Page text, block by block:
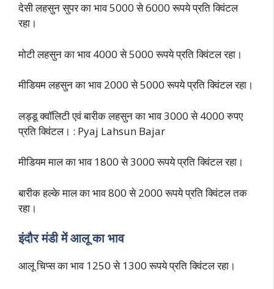
देसी लहसुन सुपर का भाव 5000 से 6000 रूपये प्रति क्विंटल
रहा।
मोटी लहसुन का भाव 4000 से 5000 रूपये प्रति क्विंटल रहा।
मीडियम लहसुन का भाव 2000 से 5000 रूपये प्रति क्विंटल रहा।
लड्डू क्वॉलिटी एवं बारीक लहसुन का भाव 3000 से 4000 रुपए
प्रति क्विंटल। : Pyaj Lahsun Bajar
मीडियम माल का भाव 1800 से 3000 रूपये प्रति क्विंटल रहा।
बारीक हल्के माल का भाव 800 से 2000 रूपये प्रति क्विंटल तक
रहा।
इंदौर मंडी में आलू का भाव
आलू चिप्स का भाव 1250 से 1300 रूपये प्रति क्विंटल रहा।